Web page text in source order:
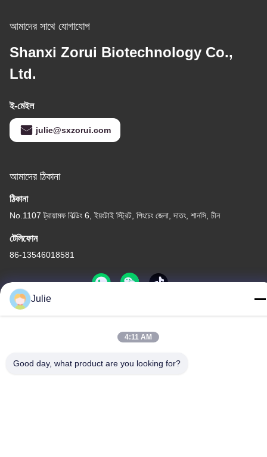
আমাদের সাথে যোগাযোগ
Shanxi Zorui Biotechnology Co.,
Ltd.
ই-মেইল
julie@sxzorui.com
আমাদের ঠিকানা
ঠিকানা
No.1107 ট্রায়ামফ বিল্ডিং 6, ইয়ংটাই স্ট্রিট, পিংচেং জেলা, দাতং, শানসি, চীন
টেলিফোন
86-13546018581
চীন ভালো গুণমান খাদ্য এবং ফিড সংযোজন সরবরাহকারী। কপিরাইট © -2026 Shanxi
Zorui Biotechnology Co., Ltd. . সব সমস্ত অধিকার সংরক্ষিত।
Julie
4:11 AM
Good day, what product are you looking for?